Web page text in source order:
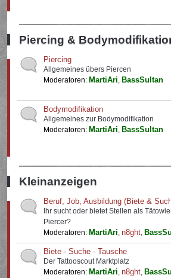
Piercing &
Piercing
Allgemeines übers Piercen
Moderatoren: MartiAri, BassSultan
Bodymodifikation
Allgemeines zur Bodymodifikation
Moderatoren: MartiAri, BassSultan
Kleinanzeigen
Beruf, Job, Ausbildung (Biete &
Ihr sucht oder bietet Stellen als
Piercer?
Moderatoren: MartiAri,n8ght,
Biete - Suche - Tausche
Der Tattooscout Marktplatz
Moderatoren: MartiAri,n8ght,